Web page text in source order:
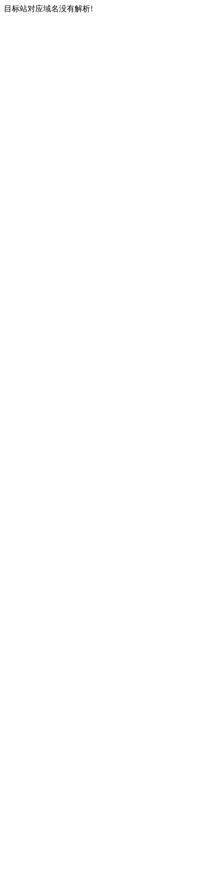
目标站对应域名没有解析!